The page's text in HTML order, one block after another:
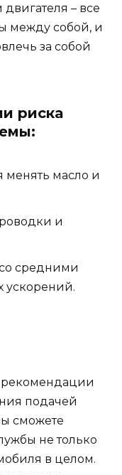
– все
между собой, и
за собой
риска
менять масло и
и
средними
ускорений.
подачей
сможете
не только
в целом.